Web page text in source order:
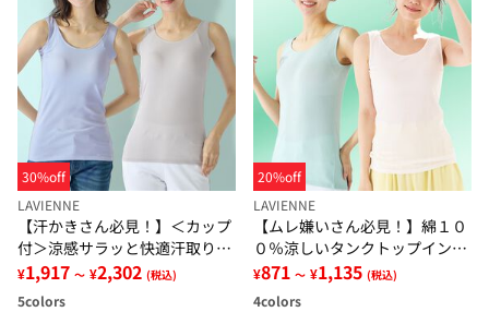
30%off
LAVIENNE
【汗かきさん必見！】＜カップ
付＞涼感サラッと快適汗取りタ
ンクトップインナー＜さらりラ
ボ＞
¥1,917 ～ ¥2,302 (税込)
5colors
20%off
LAVIENNE
【ムレ嫌いさん必見！】綿１０
０％涼しいタンクトップインナ
ー＜さらりラボ＞
¥871 ～ ¥1,135 (税込)
4colors